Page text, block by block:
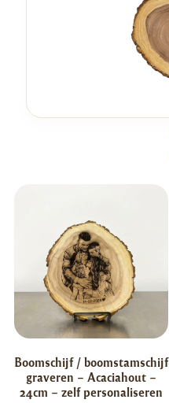
Boomschijf / boomstamschijf
graveren – Acaciahout –
24cm – zelf personaliseren